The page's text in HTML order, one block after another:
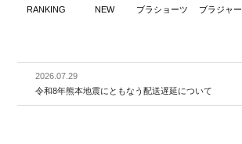
RANKING NEW ブラショーツ ブラジャー
2026.07.29
令和8年熊本地震にともなう配送遅延について